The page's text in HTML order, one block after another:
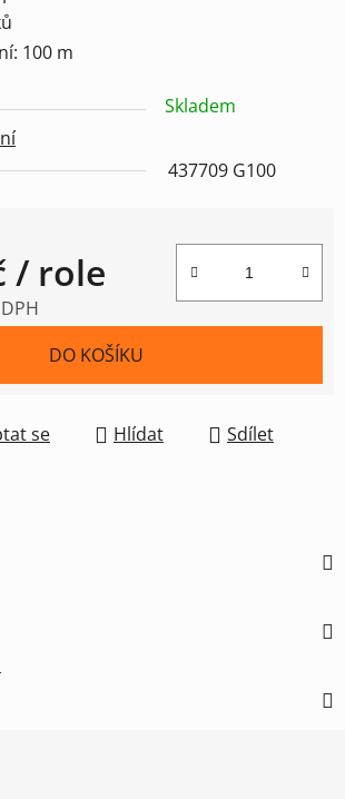
100 m
Skladem
437709 G100
/ role
DO KOŠÍKU
se Hlídat Sdílet